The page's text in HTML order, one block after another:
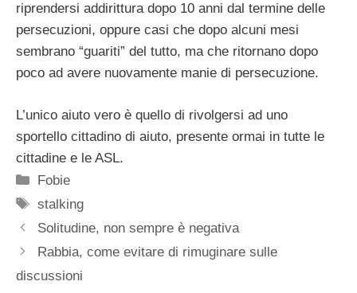
riprendersi addirittura dopo 10 anni dal termine delle
persecuzioni, oppure casi che dopo alcuni mesi
sembrano “guariti” del tutto, ma che ritornano dopo
poco ad avere nuovamente manie di persecuzione.
L’unico aiuto vero è quello di rivolgersi ad uno
sportello cittadino di aiuto, presente ormai in tutte le
cittadine e le ASL.
Categorie
Fobie
Tag
stalking
Solitudine, non sempre è negativa
Rabbia, come evitare di rimuginare sulle
discussioni